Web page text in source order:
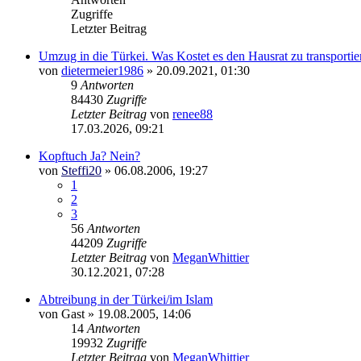
Zugriffe
Letzter Beitrag
Umzug in die Türkei. Was Kostet es den Hausrat zu
von dietermeier1986 » 20.09.2021, 01:30
9 Antworten
84430 Zugriffe
Letzter Beitrag von renee88
17.03.2026, 09:21
Kopftuch Ja? Nein?
von Steffi20 » 06.08.2006, 19:27
1
2
3
56 Antworten
44209 Zugriffe
Letzter Beitrag von MeganWhittier
30.12.2021, 07:28
Abtreibung in der Türkei/im Islam
von Gast » 19.08.2005, 14:06
14 Antworten
19932 Zugriffe
Letzter Beitrag von MeganWhittier